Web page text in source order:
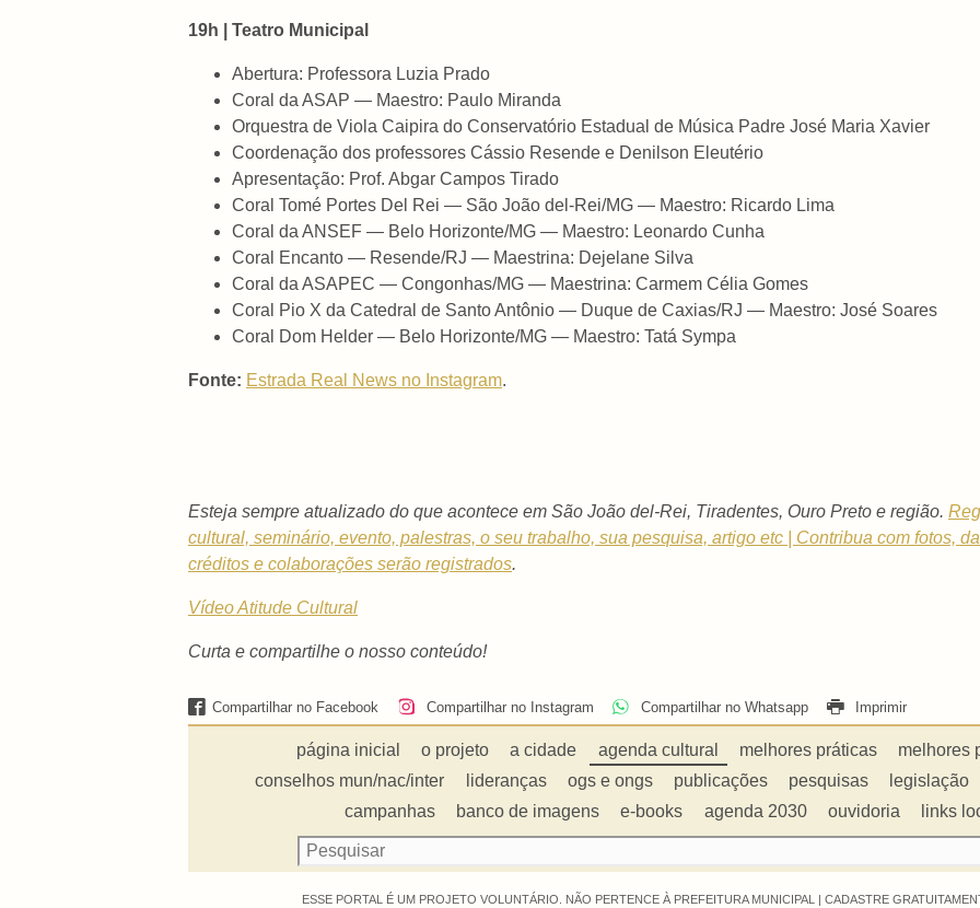
19h | Teatro Municipal
Abertura: Professora Luzia Prado
Coral da ASAP — Maestro: Paulo Miranda
Orquestra de Viola Caipira do Conservatório Estadual de Música Padre José Maria Xavier
Coordenação dos professores Cássio Resende e Denilson Eleutério
Apresentação: Prof. Abgar Campos Tirado
Coral Tomé Portes Del Rei — São João del-Rei/MG — Maestro: Ricardo Lima
Coral da ANSEF — Belo Horizonte/MG — Maestro: Leonardo Cunha
Coral Encanto — Resende/RJ — Maestrina: Dejelane Silva
Coral da ASAPEC — Congonhas/MG — Maestrina: Carmem Célia Gomes
Coral Pio X da Catedral de Santo Antônio — Duque de Caxias/RJ — Maestro: José Soares
Coral Dom Helder — Belo Horizonte/MG — Maestro: Tatá Sympa
Fonte: Estrada Real News no Instagram.
Esteja sempre atualizado do que acontece em São João del-Rei, Tiradentes, Ouro Preto e região.
cultural, seminário, evento, palestras, o seu trabalho, sua pesquisa, artigo etc | Contribua com fotos,
créditos e colaborações serão registrados.
Vídeo Atitude Cultural
Curta e compartilhe o nosso conteúdo!
Compartilhar no Facebook Compartilhar no Instagram Compartilhar no Whatsapp Imprimir
página inicial o projeto a cidade agenda cultural melhores práticas melhores
conselhos mun/nac/inter
lideranças ogs e ongs publicações pesquisas legislação
campanhas
banco de imagens e-books agenda 2030 ouvidoria links
ESSE PORTAL É UM PROJETO VOLUNTÁRIO. NÃO PERTENCE À PREFEITURA MUNICIPAL | CADASTRE